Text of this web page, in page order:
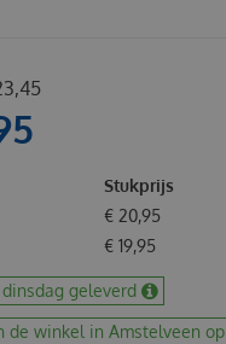
,45
Stukprijs
€ 20,95
€ 19,95
geleverd
de winkel in Amstelveen op